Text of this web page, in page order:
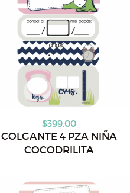
$399.00
COLGANTE 4 PZA NIÑA
COCODRILITA